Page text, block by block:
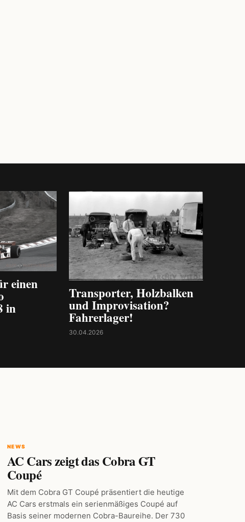
einen
in
Transporter, Holzbalken
und Improvisation?
Fahrerlager!
30.04.2026
NEWS
AC Cars zeigt das Cobra GT
Coupé
Mit dem Cobra GT Coupé präsentiert die heutige
AC Cars erstmals ein serienmäßiges Coupé auf
Basis seiner modernen Cobra-Baureihe. Der 730